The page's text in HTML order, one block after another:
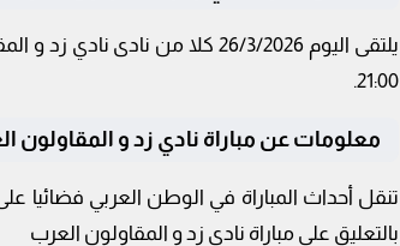
21:00.
معلومات عن مباراة نادي زد و المقاولون العرب 26/
تنقل أحداث المباراة في الوطن العربي فضائيا
بالتعليق على مباراة نادي زد و المقاولون العرب